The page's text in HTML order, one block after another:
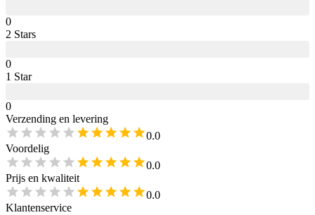
0
2 Stars
0
1 Star
0
Verzending en levering
0.0
Voordelig
0.0
Prijs en kwaliteit
0.0
Klantenservice